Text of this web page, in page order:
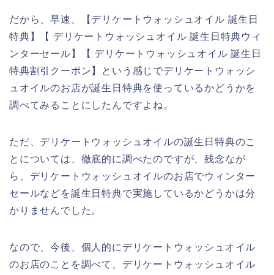
だから、早速、【デリケートウォッシュオイル 誕生日
特典】【 デリケートウォッシュオイル 誕生日特典ウィ
ンターセール】【 デリケートウォッシュオイル 誕生日
特典割引クーポン】という感じでデリケートウォッシ
ュオイルのお店が誕生日特典を使っているかどうかを
調べてみることにしたんですよね。
ただ、デリケートウォッシュオイルの誕生日特典のこ
とについては、徹底的に調べたのですが、残念なが
ら、デリケートウォッシュオイルのお店でウィンター
セールなどを誕生日特典で実施しているかどうかは分
かりませんでした。
なので、今後、個人的にデリケートウォッシュオイル
のお店のことを調べて、デリケートウォッシュオイル